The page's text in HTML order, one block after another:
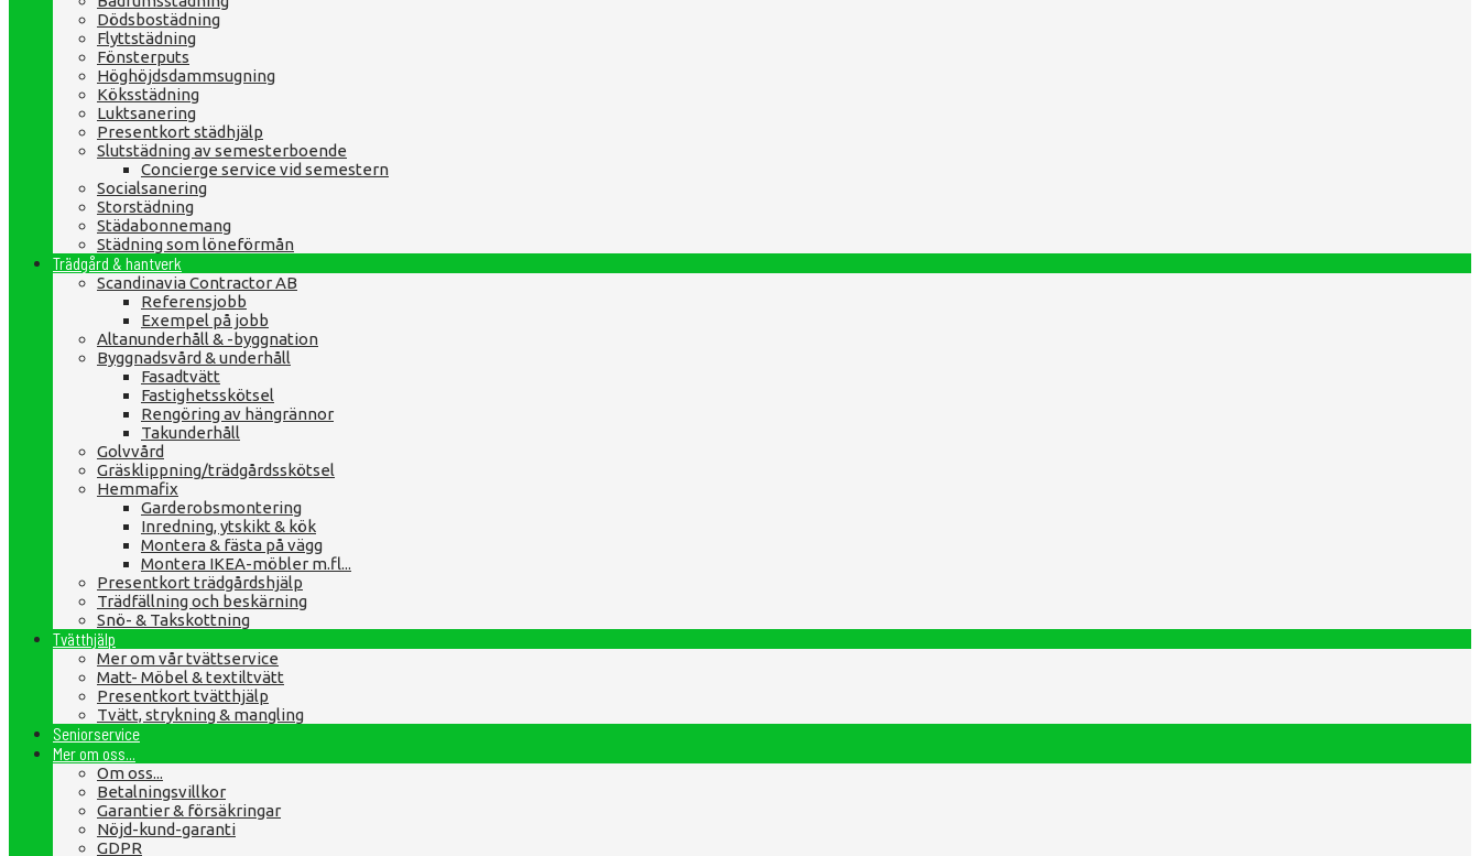
Dödsbostädning
Flyttstädning
Fönsterputs
Höghöjdsdammsugning
Köksstädning
Luktsanering
Presentkort städhjälp
Slutstädning av semesterboende
Concierge service vid semestern
Socialsanering
Storstädning
Städabonnemang
Städning som löneförmån
Trädgård & hantverk
Scandinavia Contractor AB
Referensjobb
Exempel på jobb
Altanunderhåll & -byggnation
Byggnadsvård & underhåll
Fasadtvätt
Fastighetsskötsel
Rengöring av hängrännor
Takunderhåll
Golvvård
Gräsklippning/trädgårdsskötsel
Hemmafix
Garderobsmontering
Inredning, ytskikt & kök
Montera & fästa på vägg
Montera IKEA-möbler m.fl...
Presentkort trädgårdshjälp
Trädfällning och beskärning
Snö- & Takskottning
Tvätthjälp
Mer om vår tvättservice
Matt- Möbel & textiltvätt
Presentkort tvätthjälp
Tvätt, strykning & mangling
Seniorservice
Mer om oss...
Om oss...
Betalningsvillkor
Garantier & försäkringar
Nöjd-kund-garanti
GDPR